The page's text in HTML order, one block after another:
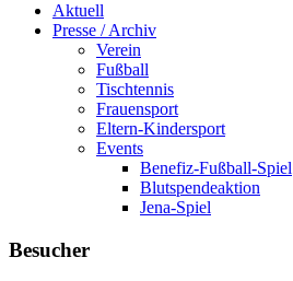
Aktuell
Presse / Archiv
Verein
Fußball
Tischtennis
Frauensport
Eltern-Kindersport
Events
Benefiz-Fußball-Spiel
Blutspendeaktion
Jena-Spiel
Besucher